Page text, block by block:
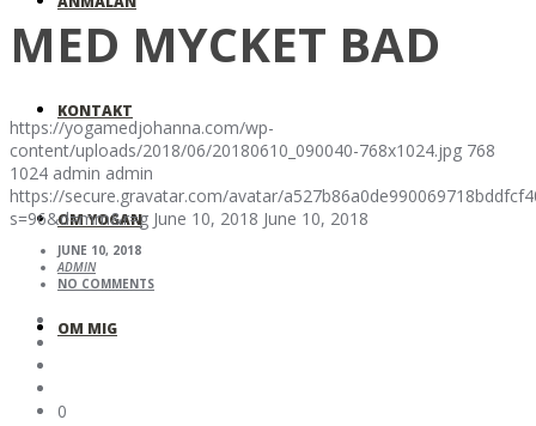
KONTAKT
OM YOGAN
OM MIG
MED MYCKET BAD
https://yogamedjohanna.com/wp-
content/uploads/2018/06/20180610_090040-768x1024.jpg 768
1024 admin admin
https://secure.gravatar.com/avatar/
s=96&d=mm&r=g June 10, 2018 June 10, 2018
JUNE 10, 2018
ADMIN
NO COMMENTS
0